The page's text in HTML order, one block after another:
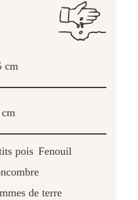
cm
pois Fenouil
de terre